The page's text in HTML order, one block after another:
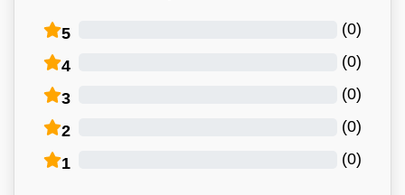
5 (
0
)
4 (
0
)
3 (
0
)
2 (
0
)
1 (
0
)